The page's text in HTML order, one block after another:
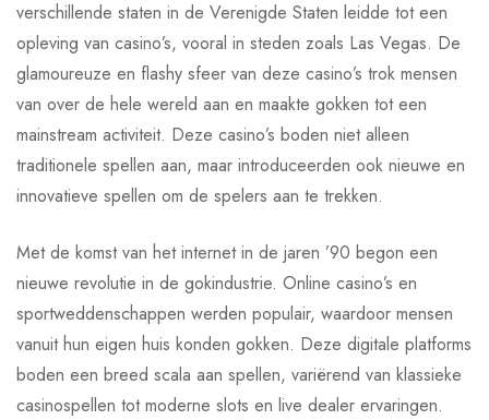
verschillende staten in de Verenigde Staten leidde tot een
opleving van casino’s, vooral in steden zoals Las Vegas. De
glamoureuze en flashy sfeer van deze casino’s trok mensen
van over de hele wereld aan en maakte gokken tot een
mainstream activiteit. Deze casino’s boden niet alleen
traditionele spellen aan, maar introduceerden ook nieuwe en
innovatieve spellen om de spelers aan te trekken.
Met de komst van het internet in de jaren ’90 begon een
nieuwe revolutie in de gokindustrie. Online casino’s en
sportweddenschappen werden populair, waardoor mensen
vanuit hun eigen huis konden gokken. Deze digitale platforms
boden een breed scala aan spellen, variërend van klassieke
casinospellen tot moderne slots en live dealer ervaringen.